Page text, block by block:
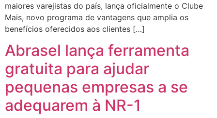
maiores varejistas do país, lança oficialmente o Clube
Mais, novo programa de vantagens que amplia os
benefícios oferecidos aos clientes […]
Abrasel lança ferramenta
gratuita para ajudar
pequenas empresas a se
adequarem à NR-1